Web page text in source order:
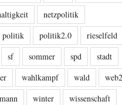
netzpolitik
politik politik2.0
rieselfeld
sf sommer spd
stadt
wahlkampf wald
winter wissenschaft